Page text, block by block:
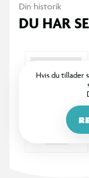
Din historik
DU HAR
Hvis du tillader